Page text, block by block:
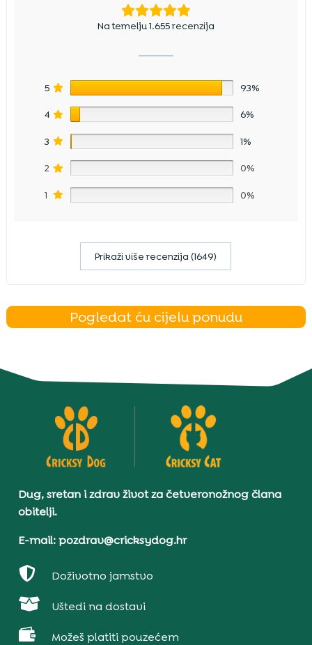
Na temelju 1.655 recenzija
5 93%
4 6%
3 1%
2 0%
1 0%
Prikaži više recenzija (1649)
Pogledat ću cijelu ponudu
Dug, sretan i zdrav život za četveronožnog člana
obitelji.
E-mail: pozdrav@cricksydog.hr
 Doživotno jamstvo
 Uštedi na dostavi
 Možeš platiti pouzećem